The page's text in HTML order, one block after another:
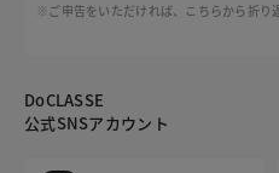
※ご申告をいただければ、こちらから折り
DoCLASSE
公式SNSアカウント